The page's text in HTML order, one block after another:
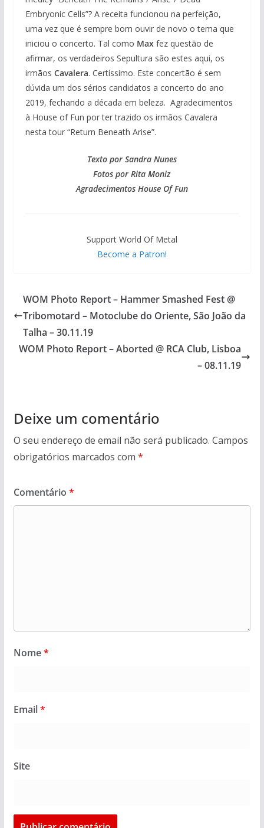
Embryonic Cells”? A receita funcionou na perfeição,
uma vez que é sempre bom ouvir de novo o tema que
iniciou o concerto. Tal como Maxfez questão de
afirmar, os verdadeiros Sepultura são estes aqui, os
irmãos Cavalera. Certíssimo. Este concertão é sem
dúvida um dos sérios candidatos a concerto do ano
2019, fechando a década em beleza. Agradecimentos
à House of Fun por ter trazido os irmãos Cavalera
nesta tour “Return Beneath Arise”.
Texto por Sandra Nunes
Fotos por Rita Moniz
Agradecimentos House Of Fun
Support World Of Metal
Become a Patron!
WOM Photo Report – Hammer Smashed Fest @
Tribomotard – Motoclube do Oriente, São João da
Talha – 30.11.19
WOM Photo Report – Aborted @ RCA Club, Lisboa
– 08.11.19
Deixe um comentário
O seu endereço de email não será publicado. Campos
obrigatórios marcados com *
Comentário *
Nome*
Email*
Site